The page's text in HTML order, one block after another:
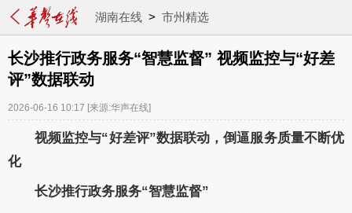
湖南在线> 市州精选
长沙推行政务服务“智慧监督” 视频监控与“好差
评”数据联动
2026-06-16 10:17 [来源:华声在线]
视频监控与“好差评”数据联动，倒逼服务质量不断优
化
长沙推行政务服务“智慧监督”